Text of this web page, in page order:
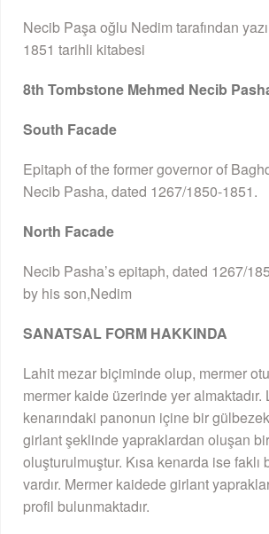
Necib Paşa oğlu Nedim tarafından
1851 tarihli kitabesi
8th Tombstone Mehmed Necib
South Facade
Epitaph of the former governor of
Necib Pasha, dated 1267/1850-1851.
North Facade
Necib Pasha’s epitaph, dated 1267/
by his son,Nedim
SANATSAL FORM HAKKINDA
Lahit mezar biçiminde olup, mermer
mermer kaide üzerinde yer almaktadır.
kenarındaki panonun içine bir
girlant şeklinde yapraklardan oluşan
oluşturulmuştur. Kısa kenarda ise faklı
vardır. Mermer kaidede girlant
profil bulunmaktadır.